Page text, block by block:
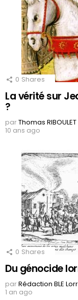
0 Shares
La vérité sur
?
parThomas RIBOULET
10 ans ago
0 Shares
Du génocide
parRédaction BLE
1 an ago